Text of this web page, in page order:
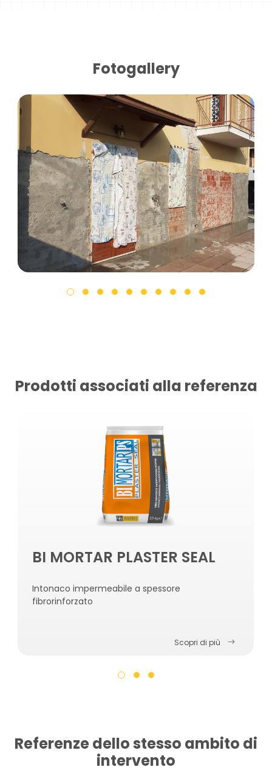
Fotogallery
Prodotti associati alla referenza
BI MORTAR PLASTER SEAL
Intonaco impermeabile a spessore
fibrorinforzato
Scopri di più
Referenze dello stesso ambito di
intervento